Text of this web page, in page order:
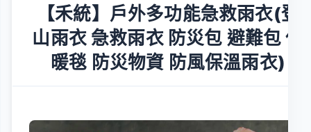
【禾統】戶外多功能急救雨衣(登
山雨衣 急救雨衣 防災包 避難包 保
暖毯 防災物資 防風保溫雨衣)